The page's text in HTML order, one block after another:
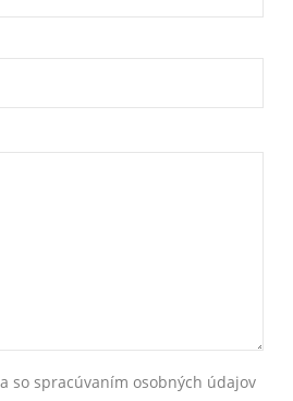
so spracúvaním osobných údajov